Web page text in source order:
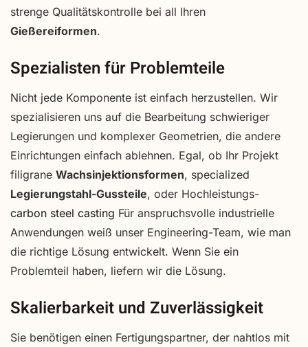
strenge Qualitätskontrolle bei all Ihren
Gießereiformen.
Spezialisten für Problemteile
Nicht jede Komponente ist einfach herzustellen. Wir
spezialisieren uns auf die Bearbeitung schwieriger
Legierungen und komplexer Geometrien, die andere
Einrichtungen einfach ablehnen. Egal, ob Ihr Projekt
filigrane Wachsinjektionsformen, specialized
Legierungstahl-Gussteile, oder Hochleistungs-
carbon steel casting Für anspruchsvolle industrielle
Anwendungen weiß unser Engineering-Team, wie man
die richtige Lösung entwickelt. Wenn Sie ein
Problemteil haben, liefern wir die Lösung.
Skalierbarkeit und Zuverlässigkeit
Sie benötigen einen Fertigungspartner, der nahtlos mit